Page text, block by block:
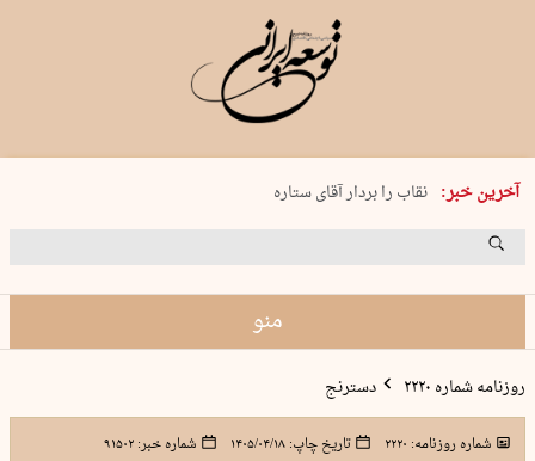
آخرین خبر:
پنجشنبه 15 مرداد 1405 شماره 2243
نقاب را بردار آقای ستاره
کدام فوتبال؟
منو
روزنامه شماره ۲۲۲۰ دسترنج
شماره روزنامه: ۲۲۲۰ تاریخ چاپ:۱۴۰۵/۰۴/۱۸ شماره خبر:۹۱۵۰۲